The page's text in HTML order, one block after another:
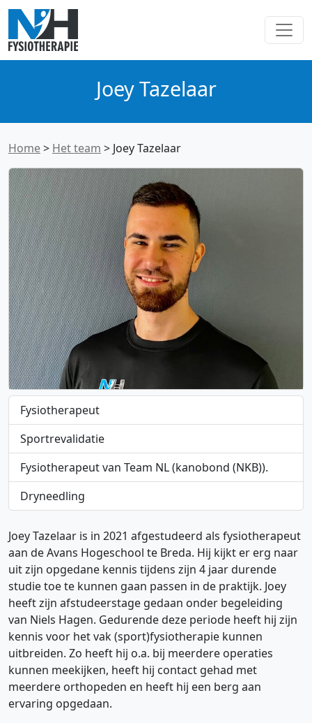
Joey Tazelaar
Home> Het team > Joey Tazelaar
Fysiotherapeut
Sportrevalidatie
Fysiotherapeut van Team NL (kanobond (NKB)).
Dryneedling
Joey Tazelaar is in 2021 afgestudeerd als fysiotherapeut
aan de Avans Hogeschool te Breda. Hij kijkt er erg naar
uit zijn opgedane kennis tijdens zijn 4 jaar durende
studie toe te kunnen gaan passen in de praktijk. Joey
heeft zijn afstudeerstage gedaan onder begeleiding
van Niels Hagen. Gedurende deze periode heeft hij zijn
kennis voor het vak (sport)fysiotherapie kunnen
uitbreiden. Zo heeft hij o.a. bij meerdere operaties
kunnen meekijken, heeft hij contact gehad met
meerdere orthopeden en heeft hij een berg aan
ervaring opgedaan.